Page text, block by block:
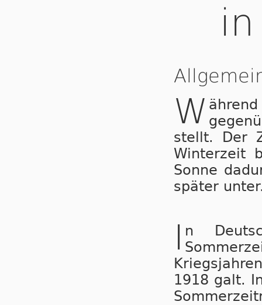
W
stellt. Der
Winterzeit
Sonne
später
I n
1918 galt.